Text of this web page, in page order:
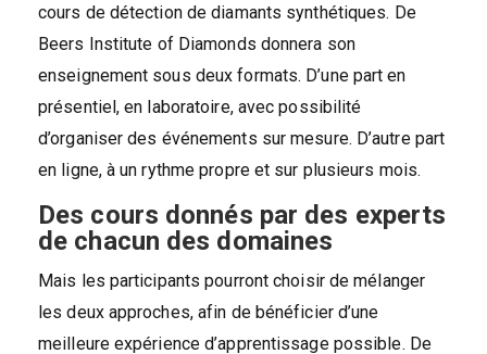
cours de détection de diamants synthétiques. De
Beers Institute of Diamonds donnera son
enseignement sous deux formats. D’une part en
présentiel, en laboratoire, avec possibilité
d’organiser des événements sur mesure. D’autre part
en ligne, à un rythme propre et sur plusieurs mois.
Des cours donnés par des experts
de chacun des domaines
Mais les participants pourront choisir de mélanger
les deux approches, afin de bénéficier d’une
meilleure expérience d’apprentissage possible. De